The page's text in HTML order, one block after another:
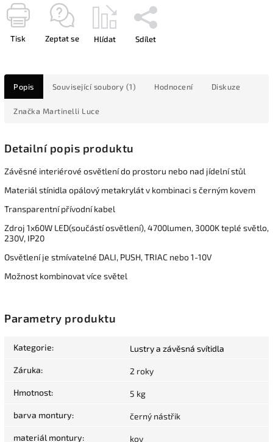
Tisk Zeptat se Hlídat Sdílet
Popis Související soubory (1) Hodnocení Diskuze
Značka Martinelli Luce
Detailní popis produktu
Závěsné interiérové osvětlení do prostoru nebo nad jídelní stůl
Materiál stínidla opálový metakrylát v kombinaci s černým kovem
Transparentní přívodní kabel
Zdroj 1x60W LED(součástí osvětlení), 4700lumen, 3000K teplé světlo,
230V, IP20
Osvětlení je stmívatelné DALI, PUSH, TRIAC nebo 1-10V
Možnost kombinovat více světel
Parametry produktu
Kategorie: Lustry a závěsná svítidla
Záruka: 2 roky
Hmotnost: 5 kg
barva montury: černý nástřik
materiál montury: kov